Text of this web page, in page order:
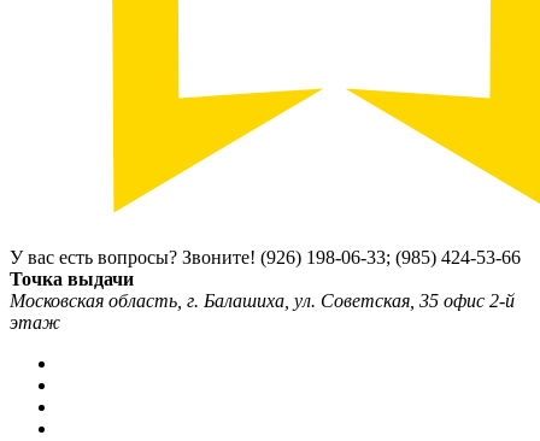
У вас есть вопросы? Звоните! (926) 198-06-33; (985) 424-53-66
Точка выдачи
Московская область, г. Балашиха, ул. Советская, 35 офис 2-й
этаж